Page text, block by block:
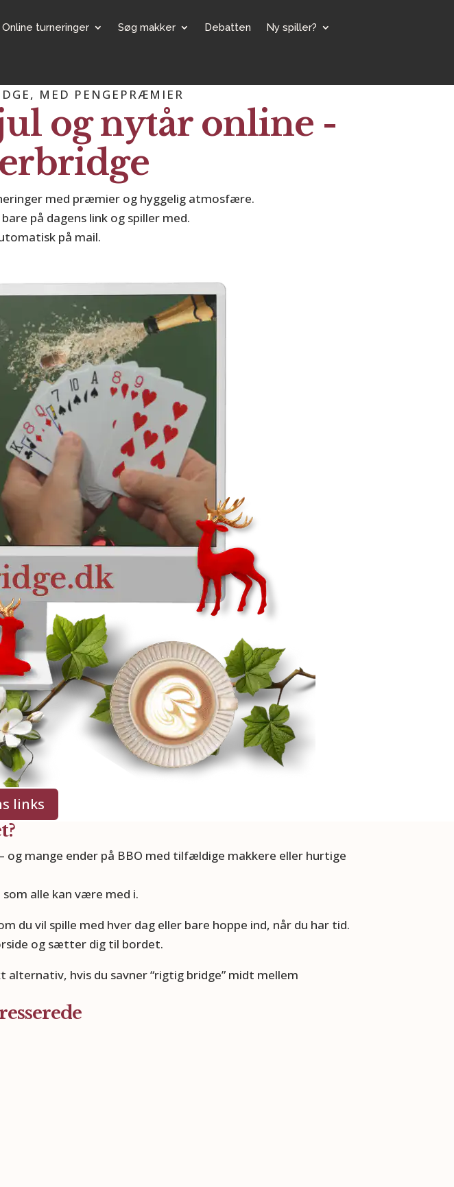
Online turneringer Søg makker Debatten Ny spiller?
MED PENGEPRÆMIER
og nytår online -
med præmier og hyggelig atmosfære.
på dagens link og spiller med.
på mail.
links
mange ender på BBO med tilfældige makkere eller hurtige
som alle kan være med i.
du vil spille med hver dag eller bare hoppe ind, når du har tid.
og sætter dig til bordet.
hvis du savner “rigtig bridge” midt mellem